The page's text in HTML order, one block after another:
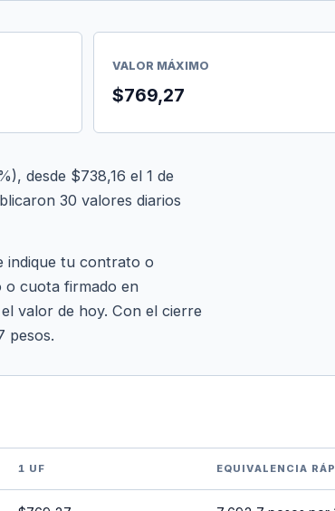
VALOR MÁXIMO
$769,27
desde $738,16 el 1 de
30 valores diarios
indique tu contrato o
o cuota firmado en
valor de hoy. Con el cierre
pesos.
1 UF EQUIVALENCIA